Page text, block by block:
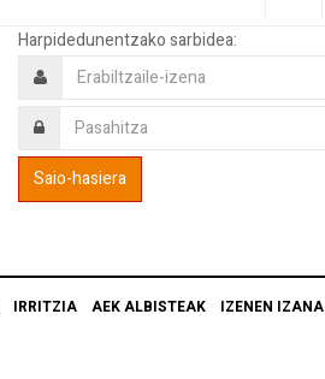
Harpidedunentzako sarbidea:
IRRITZIA AEK ALBISTEAK IZENEN IZANA